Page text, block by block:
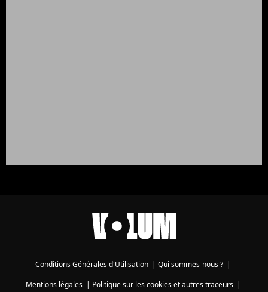
Conditions Générales d'Utilisation | Qui sommes-nous ? |
Mentions légales| Politique sur les cookies et autres traceurs|